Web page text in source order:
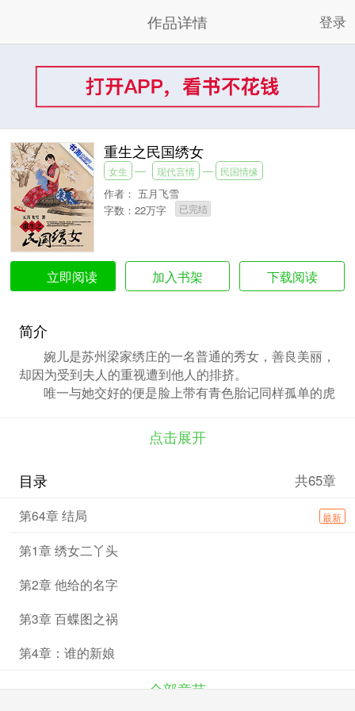
作品详情 登录
重生之民国绣女
女生 现代言情 民国情缘
作者： 五月飞雪
字数：22万字
已完结
立即阅读 加入书架 下载阅读
简介
婉儿是苏州梁家绣庄的一名普通的秀女，善良美丽，
却因为受到夫人的重视遭到他人的排挤。
唯一与她交好的便是脸上带有青色胎记同样孤单的虎
她受命于夫人绣一副赠与吴家的绣作，并意外与梁家
大少爷两情相悦，当她沉寂在她的爱情中时却发现一切皆
在被迫嫁于吴家时虎子就她而死，当她想与梁世清同
心到人间找梁世清，让他实现其“死在一起”的诺言。
点击展开
目录 共65章
第64章 结局 最新
第1章 绣女二丫头
第2章 他给的名字
第3章 百蝶图之祸
第4章：谁的新娘
全部章节